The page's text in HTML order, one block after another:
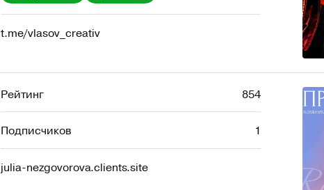
t.me/vlasov_creativ
Рейтинг 854
Подписчиков 1
julia-nezgovorova.clients.site